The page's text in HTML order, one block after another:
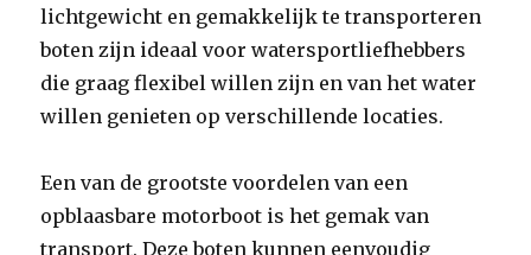
lichtgewicht en gemakkelijk te transporteren
boten zijn ideaal voor watersportliefhebbers
die graag flexibel willen zijn en van het water
willen genieten op verschillende locaties.
Een van de grootste voordelen van een
opblaasbare motorboot is het gemak van
transport. Deze boten kunnen eenvoudig